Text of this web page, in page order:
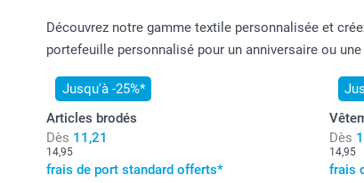
Découvrez notre gamme textile personnalisée et
portefeuille personnalisé pour un anniversaire ou
Jusqu'à -25%*
Articles brodés
Dès 11,21
14,95
frais de port standard offerts*
Dès
14,95
frais